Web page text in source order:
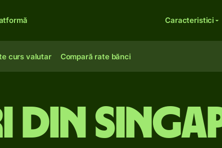
Caracteristici
curs valutar Compară rate bănci